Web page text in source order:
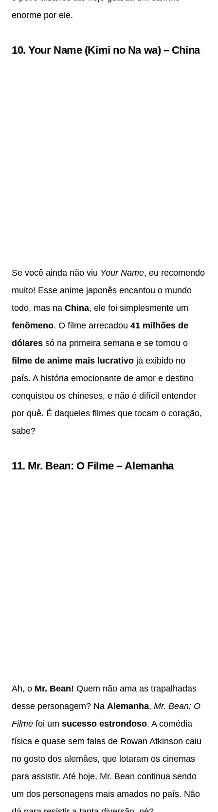
enorme por ele.
10.Your Name (Kimi no Na wa)– China
Se você ainda não viu Your Name, eu recomendo
muito! Esse anime japonês encantou o mundo
todo, mas na China, ele foi simplesmente um
fenômeno. O filme arrecadou 41 milhões de
dólares só na primeira semana e se tornou o
filme de anime mais lucrativo já exibido no
país. A história emocionante de amor e destino
conquistou os chineses, e não é difícil entender
por quê. É daqueles filmes que tocam o coração,
sabe?
11. Mr. Bean: O Filme–Alemanha
Ah, o Mr. Bean! Quem não ama as trapalhadas
desse personagem? Na Alemanha, Mr. Bean: O
Filme foi um sucesso estrondoso. A comédia
física e quase sem falas de Rowan Atkinson caiu
no gosto dos alemães, que lotaram os cinemas
para assistir. Até hoje, Mr. Bean continua sendo
um dos personagens mais amados no país. Não